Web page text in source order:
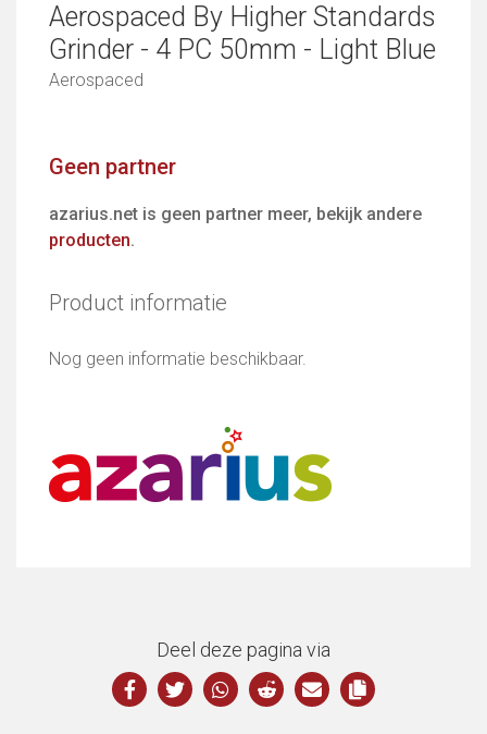
Aerospaced By Higher Standards
Grinder - 4 PC 50mm - Light Blue
Aerospaced
Geen partner
azarius.net is geen partner meer, bekijk andere
producten.
Product informatie
Nog geen informatie beschikbaar.
Deel deze pagina via